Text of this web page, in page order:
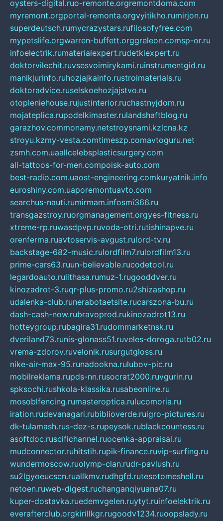
oysters-digital.ruo-remonte.orgremontdoma.com
myremont.orgportal-remonta.orgvyitikho.rumirjon.ru
superdeutsch.rumycrazystars.rufilosofyfree.com
mypetslife.orgwarren-buffett.orggreleon.comsp-or.ru
infoelectrik.rumaterialexpert.rudetkiexpert.ru
doktorvilechit.ruvsesvoimirykami.ruinstrumentgid.ru
manikjurinfo.ruhozjajkainfo.rustroimaterials.ru
doktoradvice.ruselskoehozjajstvo.ru
otopleniehouse.rujustinterior.ruchastnyjdom.ru
mojateplica.rupodelkimaster.rulandshaftblog.ru
garazhov.commonamy.netstroysnami.kzlcna.kz
stroyu.kzmy-vesta.comtimeszp.comavtoguru.net
zsmh.com.uaallcelebsplasticsurgery.com
all-tattoos-for-men.compoisk-auto.com
best-radio.com.uaost-engineering.comkuryatnik.info
euroshiny.com.uaporemontuavto.com
searchus-nauti.rumirmam.infosmi366.ru
transgazstroy.ruorgmanagement.orgyes-fitness.ru
xtreme-rp.ruwasdpvp.ruvoda-otri.rutishinapve.ru
orenferma.ruavtoservis-avgust.rulord-tv.ru
backstage-682-music.rulordfilm7.rulordfilm13.ru
prime-cars63.ruun-believable.rucodetool.ru
legardoauto.rulithasa.rumuz-1.rugooddver.ru
kinozadrot-3.ruqr-plus-promo.ru2shizashop.ru
udalenka-club.runerabotaetsite.rucarszona-bu.ru
dash-cash-now.rubravoprod.rukinozadrot13.ru
hotteygroup.rubagira31.rudommarketnsk.ru
dveriland73.runis-glonass51.ruveles-doroga.rutb02.ru
vrema-zdorov.ruvelonik.rusurgutgloss.ru
nike-air-max-95.runadookna.rulubov-pic.ru
mobilreklama.rupds-nn.rusocrat2000.ruvgurin.ru
spksochi.rushkola-klassika.rusabeonline.ru
mosoblfencing.rumasteroptica.rulucomoria.ru
iration.rudevanagari.rubiblioverde.ruigro-pictures.ru
dk-tulamash.rus-dez-s.rupeysok.rublackcountess.ru
asoftdoc.ruscifichannel.ruocenka-appraisal.ru
mudconnector.ruhitstih.rupik-finance.ruvip-surfing.ru
wundermoscow.ruolymp-clan.rudr-pavlush.ru
su2lgyoeucscn.ruallkmv.rudhgfd.rutesotomeshell.ru
netoen.ruweb-digest.ruchanganqiyuana07.ru
kuper-dostavka.ruedemvgelen.ruytyt.ruinfoelektrik.ru
everafterclub.orgkirillkgr.rugoodv1234.ruoopslady.ru